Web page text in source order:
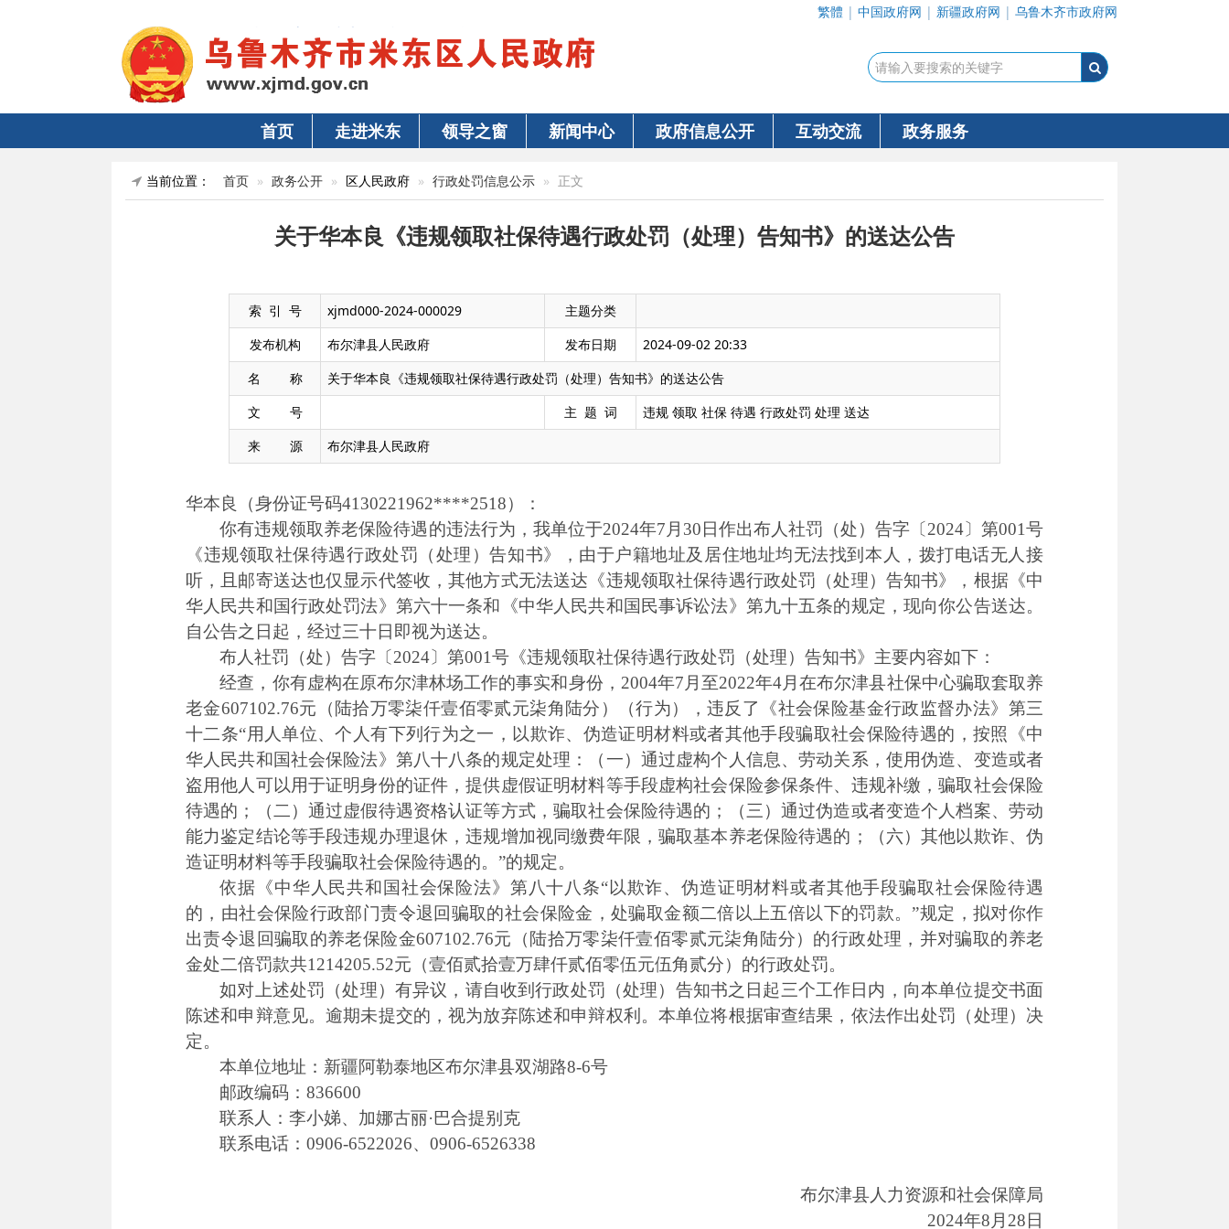
繁體 | 中国政府网 | 新疆政府网 | 乌鲁木齐市政府网
首页 走进米东 领导之窗 新闻中心 政府信息公开 互动交流 政务服务
当前位置： 首页 政务公开 区人民政府 行政处罚信息公示 正文
关于华本良《违规领取社保待遇行政处罚（处理）告知书》的送达公告
索 引 号 xjmd000-2024-000029
主题分类
发布机构
布尔津县人民政府 发布日期
2024-09-02 20:33
名 称
关于华本良《违规领取社保待遇行政处罚（处理）告知书》的送达公告
文 号
主 题 词
违规 领取 社保 待遇 行政处罚 处理 送达
来 源
布尔津县人民政府
华本良（身份证号码4130221962****2518）：
你有违规领取养老保险待遇的违法行为，我单位于2024年7月30日作出布人社罚（处）告字〔2024〕第001号
《违规领取社保待遇行政处罚（处理）告知书》，由于户籍地址及居住地址均无法找到本人，拨打电话无人接
听，且邮寄送达也仅显示代签收，其他方式无法送达《违规领取社保待遇行政处罚（处理）告知书》，根据《中
华人民共和国行政处罚法》第六十一条和《中华人民共和国民事诉讼法》第九十五条的规定，现向你公告送达。
自公告之日起，经过三十日即视为送达。
布人社罚（处）告字〔2024〕第001号《违规领取社保待遇行政处罚（处理）告知书》主要内容如下：
经查，你有虚构在原布尔津林场工作的事实和身份，2004年7月至2022年4月在布尔津县社保中心骗取套取养
老金607102.76元（陆拾万零柒仟壹佰零贰元柒角陆分）（行为），违反了《社会保险基金行政监督办法》第三
十二条“用人单位、个人有下列行为之一，以欺诈、伪造证明材料或者其他手段骗取社会保险待遇的，按照《中
华人民共和国社会保险法》第八十八条的规定处理：（一）通过虚构个人信息、劳动关系，使用伪造、变造或者
盗用他人可以用于证明身份的证件，提供虚假证明材料等手段虚构社会保险参保条件、违规补缴，骗取社会保险
待遇的；（二）通过虚假待遇资格认证等方式，骗取社会保险待遇的；（三）通过伪造或者变造个人档案、劳动
能力鉴定结论等手段违规办理退休，违规增加视同缴费年限，骗取基本养老保险待遇的；（六）其他以欺诈、伪
造证明材料等手段骗取社会保险待遇的。”的规定。
依据《中华人民共和国社会保险法》第八十八条“以欺诈、伪造证明材料或者其他手段骗取社会保险待遇
的，由社会保险行政部门责令退回骗取的社会保险金，处骗取金额二倍以上五倍以下的罚款。”规定，拟对你作
出责令退回骗取的养老保险金607102.76元（陆拾万零柒仟壹佰零贰元柒角陆分）的行政处理，并对骗取的养老
金处二倍罚款共1214205.52元（壹佰贰拾壹万肆仟贰佰零伍元伍角贰分）的行政处罚。
如对上述处罚（处理）有异议，请自收到行政处罚（处理）告知书之日起三个工作日内，向本单位提交书面
陈述和申辩意见。逾期未提交的，视为放弃陈述和申辩权利。本单位将根据审查结果，依法作出处罚（处理）决
定。
本单位地址：新疆阿勒泰地区布尔津县双湖路8-6号
邮政编码：836600
联系人：李小娣、加娜古丽·巴合提别克
联系电话：0906-6522026、0906-6526338
布尔津县人力资源和社会保障局
2024年8月28日